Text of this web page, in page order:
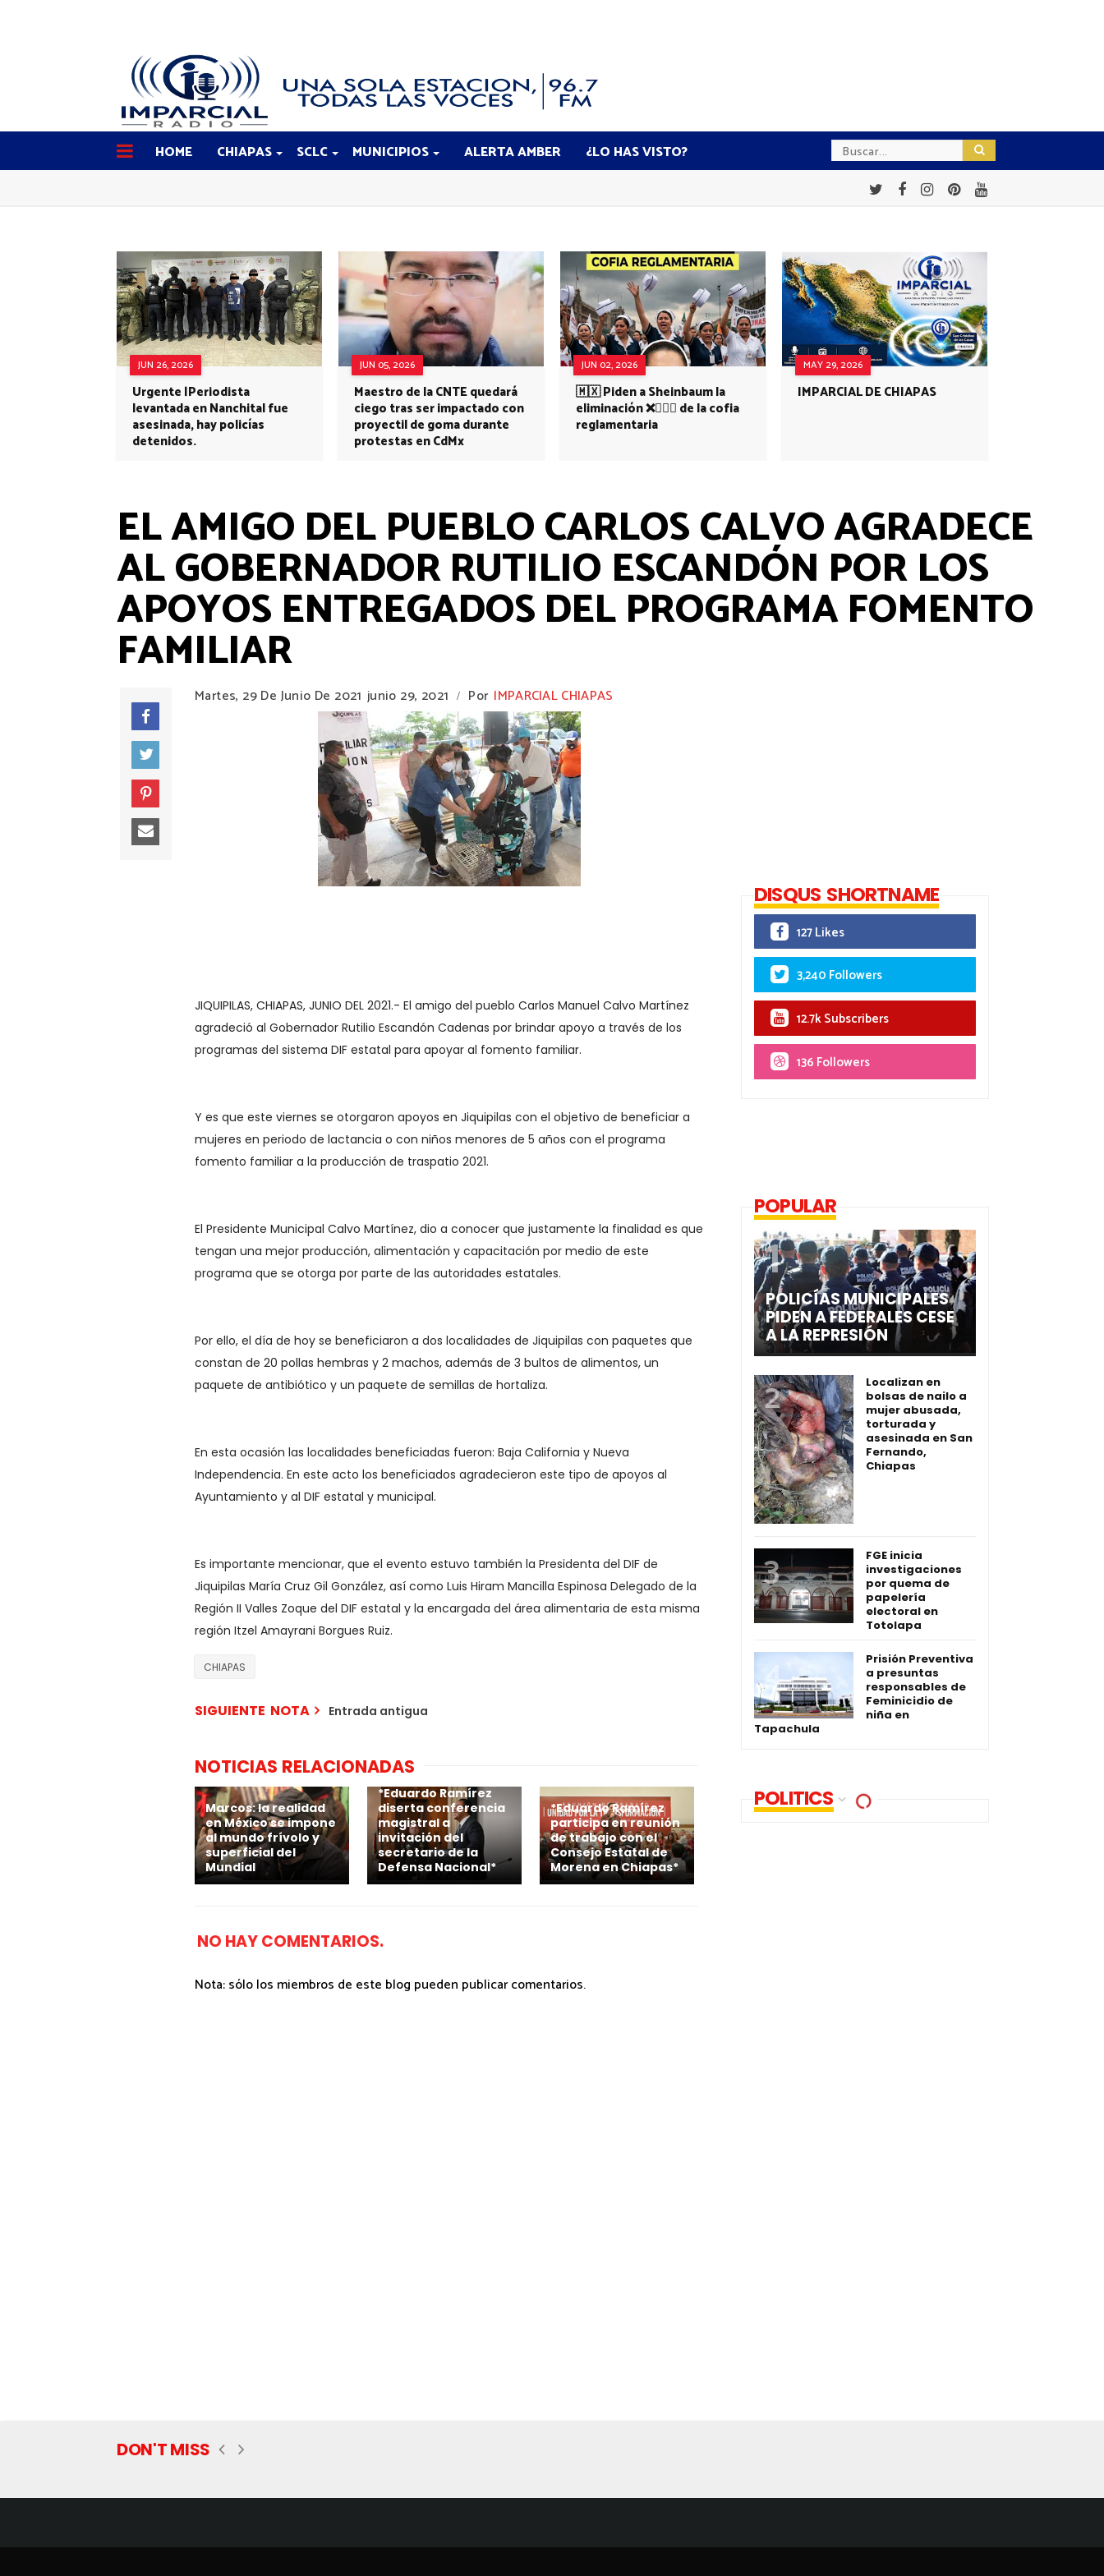
HOME CHIAPAS SCLC MUNICIPIOS ALERTA AMBER ¿LO HAS VISTO?
JUN 26, 2026
Urgente |Periodista
levantada en Nanchital fue
asesinada, hay policías
detenidos.
JUN 05, 2026
Maestro de la CNTE quedará
ciego tras ser impactado con
proyectil de goma durante
protestas en CdMx
JUN 02, 2026
🇲🇽 Piden a Sheinbaum la
eliminación ❌👩🏻‍⚕️ de la cofia
reglamentaria
MAY 29, 2026
IMPARCIAL DE CHIAPAS
EL AMIGO DEL PUEBLO CARLOS CALVO AGRADECE
AL GOBERNADOR RUTILIO ESCANDÓN POR LOS
APOYOS ENTREGADOS DEL PROGRAMA FOMENTO
FAMILIAR
Martes, 29 De Junio De 2021 junio 29, 2021 / Por IMPARCIAL CHIAPAS
JIQUIPILAS, CHIAPAS, JUNIO DEL 2021.- El amigo del pueblo Carlos Manuel Calvo Martínez
agradeció al Gobernador Rutilio Escandón Cadenas por brindar apoyo a través de los
programas del sistema DIF estatal para apoyar al fomento familiar.
Y es que este viernes se otorgaron apoyos en Jiquipilas con el objetivo de beneficiar a
mujeres en periodo de lactancia o con niños menores de 5 años con el programa
fomento familiar a la producción de traspatio 2021.
El Presidente Municipal Calvo Martínez, dio a conocer que justamente la finalidad es que
tengan una mejor producción, alimentación y capacitación por medio de este
programa que se otorga por parte de las autoridades estatales.
Por ello, el día de hoy se beneficiaron a dos localidades de Jiquipilas con paquetes que
constan de 20 pollas hembras y 2 machos, además de 3 bultos de alimentos, un
paquete de antibiótico y un paquete de semillas de hortaliza.
En esta ocasión las localidades beneficiadas fueron: Baja California y Nueva
Independencia. En este acto los beneficiados agradecieron este tipo de apoyos al
Ayuntamiento y al DIF estatal y municipal.
Es importante mencionar, que el evento estuvo también la Presidenta del DIF de
Jiquipilas María Cruz Gil González, así como Luis Hiram Mancilla Espinosa Delegado de la
Región II Valles Zoque del DIF estatal y la encargada del área alimentaria de esta misma
región Itzel Amayrani Borgues Ruiz.
CHIAPAS
SIGUIENTE NOTA Entrada antigua
NOTICIAS RELACIONADAS
Marcos: la realidad
en México se impone
al mundo frívolo y
superficial del
Mundial
*Eduardo Ramírez
diserta conferencia
magistral a
invitación del
secretario de la
Defensa Nacional*
*Eduardo Ramírez
participa en reunión
de trabajo con el
Consejo Estatal de
Morena en Chiapas*
NO HAY COMENTARIOS.
Nota: sólo los miembros de este blog pueden publicar comentarios.
DISQUS SHORTNAME
127 Likes
3,240 Followers
12.7k Subscribers
136 Followers
POPULAR
POLICÍAS MUNICIPALES
PIDEN A FEDERALES CESE
A LA REPRESIÓN
Localizan en
bolsas de nailo a
mujer abusada,
torturada y
asesinada en San
Fernando,
Chiapas
FGE inicia
investigaciones
por quema de
papelería
electoral en
Totolapa
Prisión Preventiva
a presuntas
responsables de
Feminicidio de
niña en
Tapachula
POLITICS
DON'T MISS